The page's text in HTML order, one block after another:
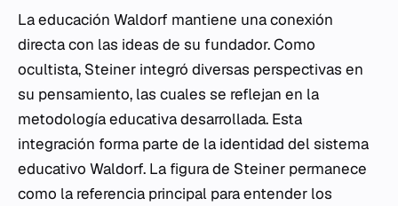
La educación Waldorf mantiene una conexión
directa con las ideas de su fundador. Como
ocultista, Steiner integró diversas perspectivas en
su pensamiento, las cuales se reflejan en la
metodología educativa desarrollada. Esta
integración forma parte de la identidad del sistema
educativo Waldorf. La figura de Steiner permanece
como la referencia principal para entender los